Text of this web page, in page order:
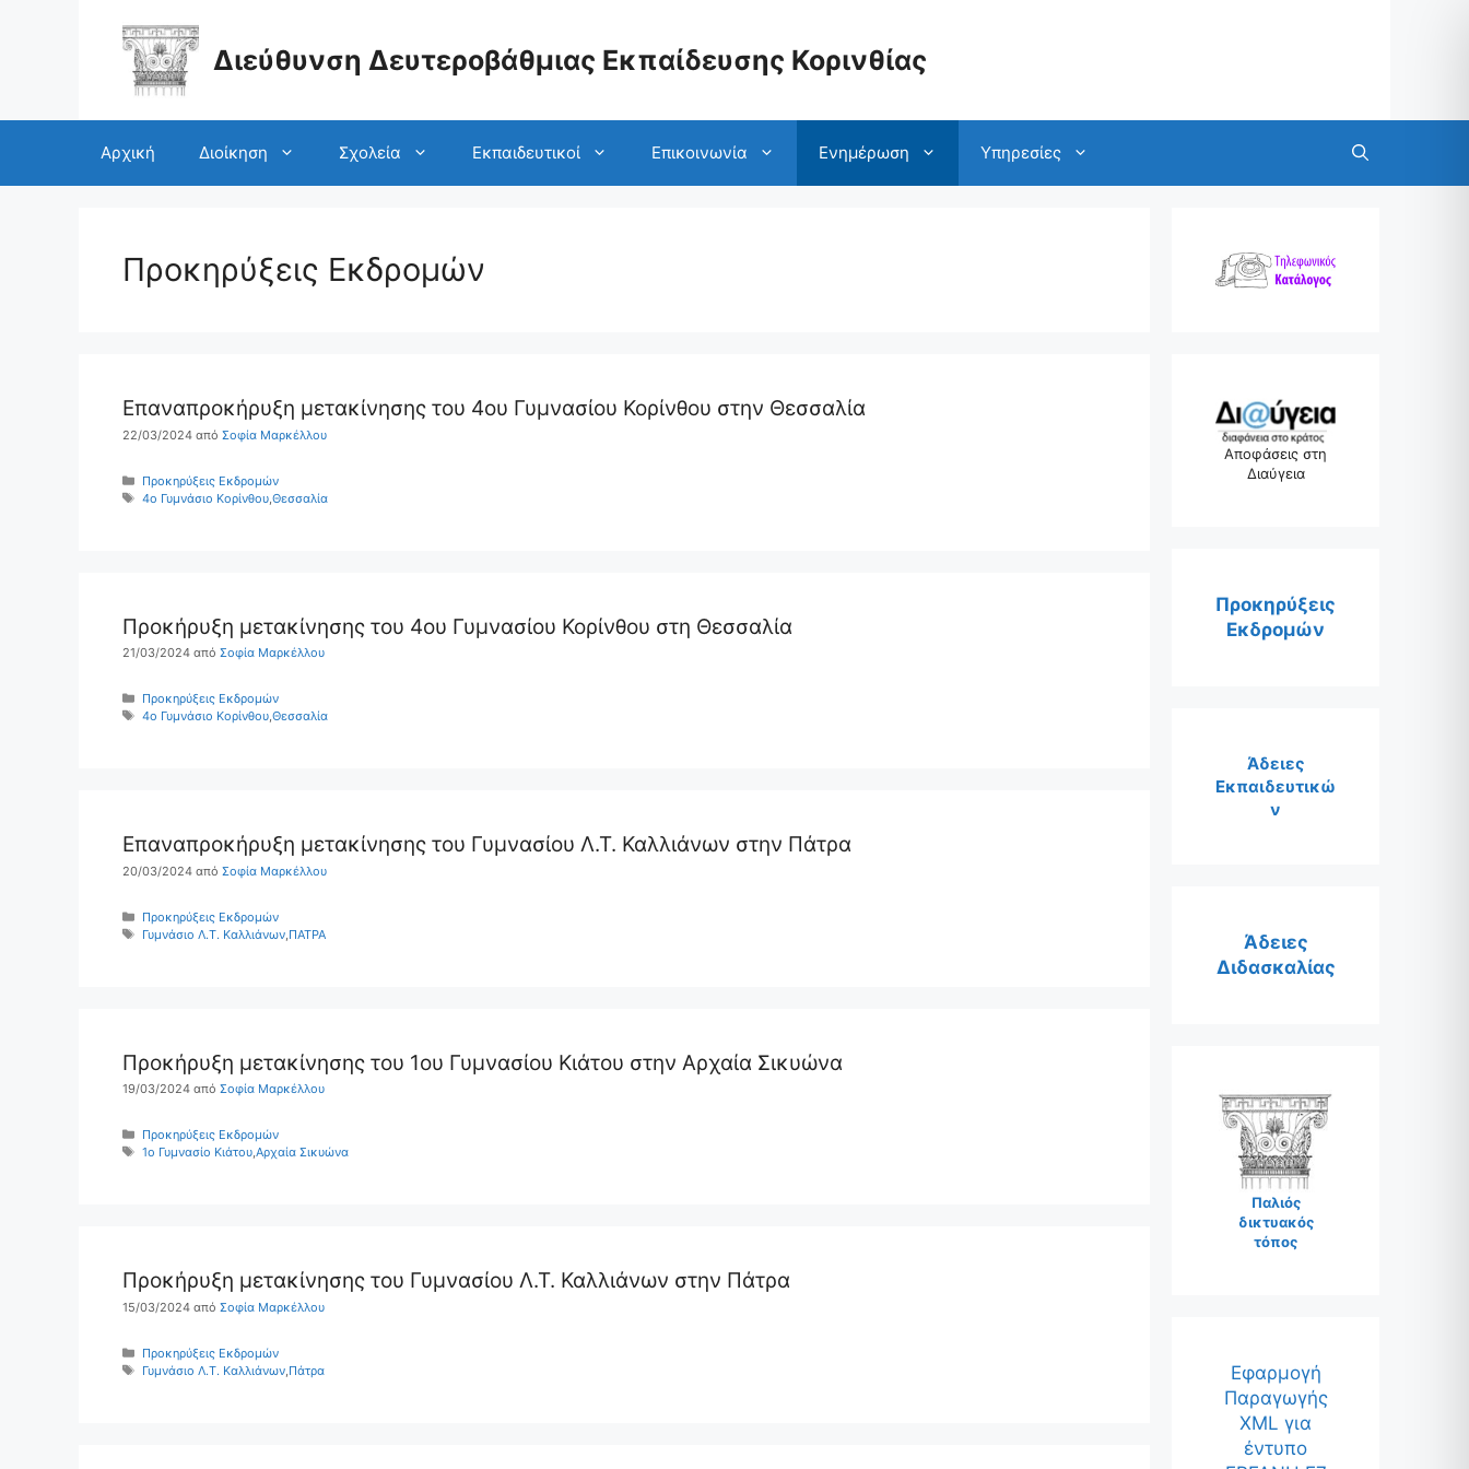
Διεύθυνση Δευτεροβάθμιας Εκπαίδευσης Κορινθίας
Αρχική Διοίκηση Σχολεία Εκπαιδευτικοί Επικοινωνία Ενημέρωση Υπηρεσίες
Προκηρύξεις Εκδρομών
Επαναπροκήρυξη μετακίνησης του 4ου Γυμνασίου Κορίνθου στην Θεσσαλία
22/03/2024 από Σοφία Μαρκέλλου
Κατηγορίες
Προκηρύξεις Εκδρομών
Ετικέτες
4ο Γυμνάσιο Κορίνθου, Θεσσαλία
Προκήρυξη μετακίνησης του 4ου Γυμνασίου Κορίνθου στη Θεσσαλία
21/03/2024 από Σοφία Μαρκέλλου
Κατηγορίες
Προκηρύξεις Εκδρομών
Ετικέτες
4ο Γυμνάσιο Κορίνθου,Θεσσαλία
Επαναπροκήρυξη μετακίνησης του Γυμνασίου Λ.Τ. Καλλιάνων στην Πάτρα
20/03/2024 από Σοφία Μαρκέλλου
Κατηγορίες
Προκηρύξεις Εκδρομών
Ετικέτες
Γυμνάσιο Λ.Τ. Καλλιάνων, ΠΑΤΡΑ
Προκήρυξη μετακίνησης του 1ου Γυμνασίου Κιάτου στην Αρχαία Σικυώνα
19/03/2024 από Σοφία Μαρκέλλου
Κατηγορίες
Προκηρύξεις Εκδρομών
Ετικέτες
1ο Γυμνασίο Κιάτου,Αρχαία Σικυώνα
Προκήρυξη μετακίνησης του Γυμνασίου Λ.Τ. Καλλιάνων στην Πάτρα
15/03/2024 από Σοφία Μαρκέλλου
Κατηγορίες
Προκηρύξεις Εκδρομών
Ετικέτες
Γυμνάσιο Λ.Τ. Καλλιάνων, Πάτρα
Αποφάσεις στη
Διαύγεια
Προκηρύξεις
Εκδρομών
Άδειες
Εκπαιδευτικώ
ν
Άδειες
Διδασκαλίας
Παλιός
δικτυακός
τόπος
Εφαρμογή
Παραγωγής
XML για
έντυπο